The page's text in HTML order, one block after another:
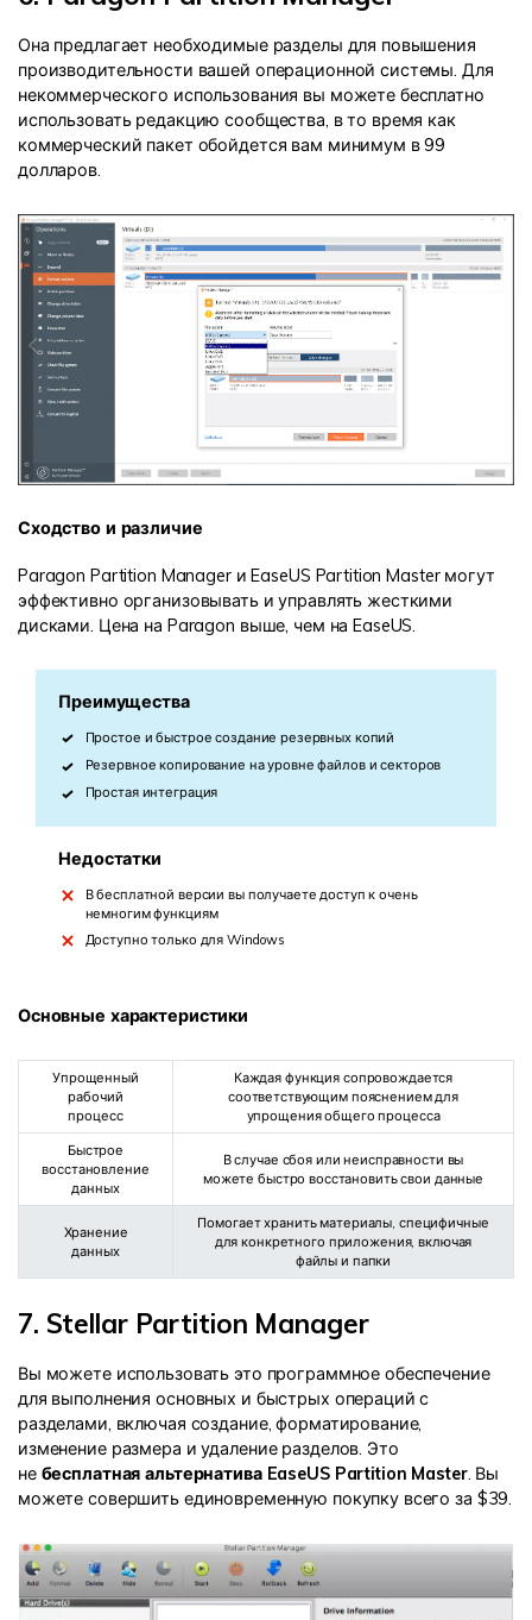
Она предлагает необходимые разделы для повышения
производительности вашей операционной системы. Для
некоммерческого использования вы можете бесплатно
использовать редакцию сообщества, в то время как
коммерческий пакет обойдется вам минимум в 99
долларов.
Сходство и различие
Paragon Partition Manager и EaseUS Partition Master могут
эффективно организовывать и управлять жесткими
дисками. Цена на Paragon выше, чем на EaseUS.
Преимущества
Простое и быстрое создание резервных копий
Резервное копирование на уровне файлов и секторов
Простая интеграция
Недостатки
В бесплатной версии вы получаете доступ к очень
немногим функциям
Доступно только для Windows
Основные характеристики
Упрощенный
рабочий
процесс
Каждая функция сопровождается
соответствующим пояснением для
упрощения общего процесса
Быстрое
восстановление
данных
В случае сбоя или неисправности вы
можете быстро восстановить свои данные
Хранение
данных
Помогает хранить материалы, специфичные
для конкретного приложения, включая
файлы и папки
7. Stellar Partition Manager
Вы можете использовать это программное обеспечение
для выполнения основных и быстрых операций с
разделами, включая создание, форматирование,
изменение размера и удаление разделов. Это
не бесплатная альтернатива EaseUS Partition Master. Вы
можете совершить единовременную покупку всего за $39.